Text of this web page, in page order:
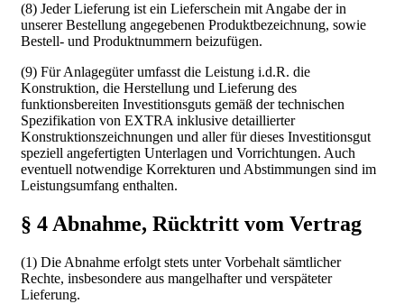
(8) Jeder Lieferung ist ein Lieferschein mit Angabe der in
unserer Bestellung angegebenen Produktbezeichnung, sowie
Bestell- und Produktnummern beizufügen.
(9) Für Anlagegüter umfasst die Leistung i.d.R. die
Konstruktion, die Herstellung und Lieferung des
funktionsbereiten Investitionsguts gemäß der technischen
Spezifikation von EXTRA inklusive detaillierter
Konstruktionszeichnungen und aller für dieses Investitionsgut
speziell angefertigten Unterlagen und Vorrichtungen. Auch
eventuell notwendige Korrekturen und Abstimmungen sind im
Leistungsumfang enthalten.
§ 4 Abnahme, Rücktritt vom Vertrag
(1) Die Abnahme erfolgt stets unter Vorbehalt sämtlicher
Rechte, insbesondere aus mangelhafter und verspäteter
Lieferung.